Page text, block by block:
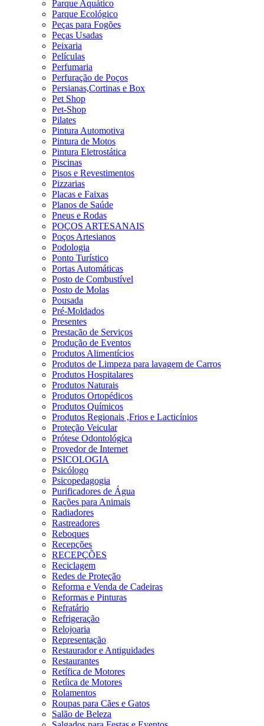
Parque Aquático
Parque Ecológico
Peças para Fogões
Peças Usadas
Peixaria
Películas
Perfumaria
Perfuração de Poços
Persianas,Cortinas e Box
Pet Shop
Pet-Shop
Pilates
Pintura Automotiva
Pintura de Motos
Pintura Eletrostática
Piscinas
Pisos e Revestimentos
Pizzarias
Placas e Faixas
Planos de Saúde
Pneus e Rodas
POÇOS ARTESANAIS
Poços Artesianos
Podologia
Ponto Turístico
Portas Automáticas
Posto de Combustível
Posto de Molas
Pousada
Pré-Moldados
Presentes
Prestação de Serviços
Produção de Eventos
Produtos Alimentícios
Produtos de Limpeza para lavagem de Carros
Produtos Hospitalares
Produtos Naturais
Produtos Ortopédicos
Produtos Químicos
Produtos Regionais ,Frios e Lacticínios
Proteção Veicular
Prótese Odontológica
Provedor de Internet
PSICOLOGIA
Psicólogo
Psicopedagogia
Purificadores de Água
Rações para Animais
Radiadores
Rastreadores
Reboques
Recepções
RECEPÇÕES
Reciclagem
Redes de Proteção
Reforma e Venda de Cadeiras
Reformas e Pinturas
Refratário
Refrigeração
Relojoaria
Representação
Restaurador e Antiguidades
Restaurantes
Retífica de Motores
Retíica de Motores
Rolamentos
Roupas para Cães e Gatos
Salão de Beleza